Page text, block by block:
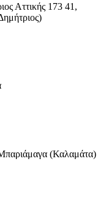
Αττικής 173 41,
(Καλαμάτα)